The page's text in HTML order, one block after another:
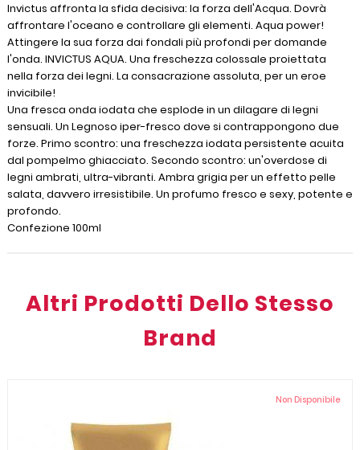
Invictus affronta la sfida decisiva: la forza dell'Acqua. Dovrà
affrontare l'oceano e controllare gli elementi. Aqua power!
Attingere la sua forza dai fondali più profondi per domande
l'onda. INVICTUS AQUA. Una freschezza colossale proiettata
nella forza dei legni. La consacrazione assoluta, per un eroe
invicibile!
Una fresca onda iodata che esplode in un dilagare di legni
sensuali. Un Legnoso iper-fresco dove si contrappongono due
forze. Primo scontro: una freschezza iodata persistente acuita
dal pompelmo ghiacciato. Secondo scontro: un'overdose di
legni ambrati, ultra-vibranti. Ambra grigia per un effetto pelle
salata, davvero irresistibile. Un profumo fresco e sexy, potente e
profondo.
Confezione 100ml
Altri Prodotti Dello Stesso
Brand
Non Disponibile